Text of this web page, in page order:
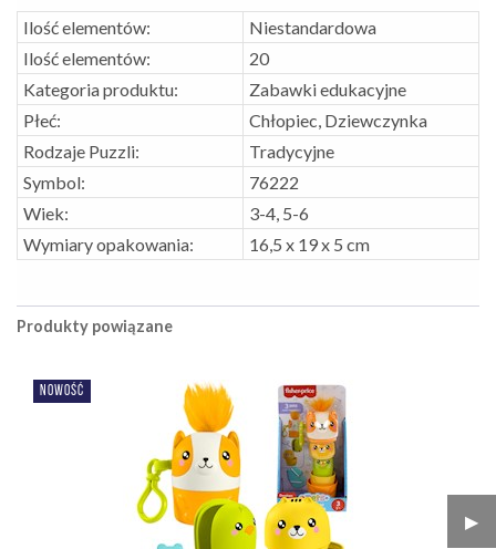
Ilość elementów:
Niestandardowa
Ilość elementów:
20
Kategoria produktu:
Zabawki edukacyjne
Płeć:
Chłopiec, Dziewczynka
Rodzaje Puzzli:
Tradycyjne
Symbol:
76222
Wiek:
3-4, 5-6
Wymiary opakowania:
16,5 x 19 x 5 cm
Produkty powiązane
▶︎
NOWOŚĆ